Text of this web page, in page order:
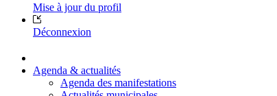
Mise à jour du profil
Déconnexion
Agenda & actualités
Agenda des manifestations